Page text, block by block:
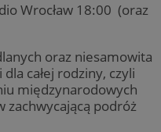
Wrocław 18:00 (oraz
oraz niesamowita
całej rodziny, czyli
międzynarodowych
zachwycającą podróż